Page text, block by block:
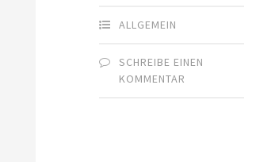
ALLGEMEIN
SCHREIBE EINEN
KOMMENTAR